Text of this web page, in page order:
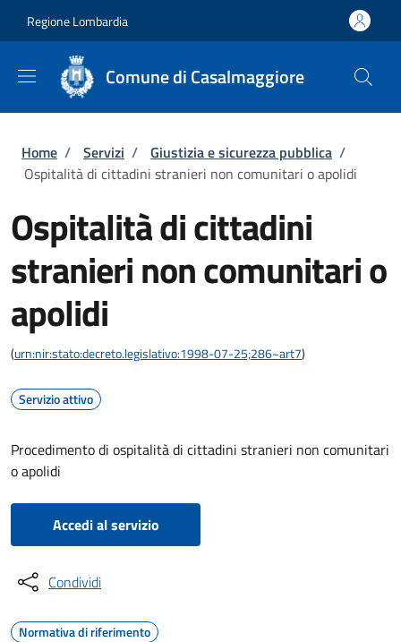
Regione Lombardia
Comune di Casalmaggiore
Briciole di pane
Home / Servizi / Giustizia e sicurezza pubblica /
Ospitalità di cittadini stranieri non comunitari o apolidi
Ospitalità di cittadini
stranieri non comunitari o
apolidi
(urn:nir:stato:decreto.legislativo:1998-07-25;286~art7)
Servizio attivo
Procedimento di ospitalità di cittadini stranieri non comunitari
o apolidi
Accedi al servizio
Condividi
Normativa di riferimento